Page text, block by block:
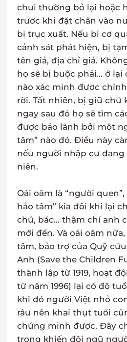
chui thường bỏ lại hoặc
trươc khi đặt chân vào
bị trục xuất. Nếu bị cơ
cảnh sát phát hiện, bị
tên giả, địa chỉ giả.
họ sẽ bị buộc phải... ở lại
nào xác minh được
rời. Tất nhiên, bị giữ chứ
ngay sau đó họ sẽ tìm
được bảo lãnh bởi một
tâm” nào đó. Điều này
nếu người nhập cư đang
niên.
Oái oăm là “người
hảo tâm” kia đôi khi lại
chú, bác... thậm chí anh
mới đến. Và oái oăm
tâm, bảo trợ của Quỹ
Anh (Save the Children
thành lập từ 1919, hoạt
từ năm 1996) lại có độ
khi đó người Việt nhỏ
râu nên khai thụt tuổi
chứng minh được. Đây
trọng khiến đội ngũ